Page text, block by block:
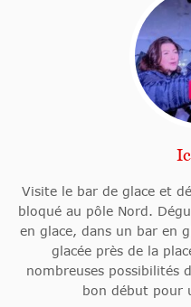
Visite le bar de glace et
bloqué au pôle Nord.
en glace, dans un bar en
glacée près de la
nombreuses possibilités
bon début pour